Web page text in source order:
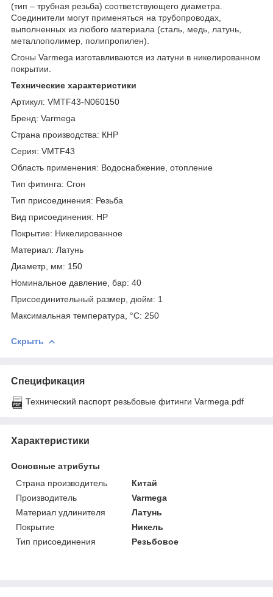
(тип – трубная резьба) соответствующего диаметра.
Соединители могут применяться на трубопроводах,
выполненных из любого материала (сталь, медь, латунь,
металлополимер, полипропилен).
Сгоны Varmega изготавливаются из латуни в никелированном
покрытии.
Технические характеристики
Артикул: VMTF43-N060150
Бренд: Varmega
Страна производства: КНР
Серия: VMTF43
Область применения: Водоснабжение, отопление
Тип фитинга: Сгон
Тип присоединения: Резьба
Вид присоединения: НР
Покрытие: Никелированное
Материал: Латунь
Диаметр, мм: 150
Номинальное давление, бар: 40
Присоединительный размер, дюйм: 1
Максимальная температура, °С: 250
Скрыть
Спецификация
Технический паспорт резьбовые фитинги Varmega.pdf
Характеристики
Основные атрибуты
Страна производитель
Китай
Производитель
Varmega
Материал удлинителя
Латунь
Покрытие
Никель
Тип присоединения
Резьбовое